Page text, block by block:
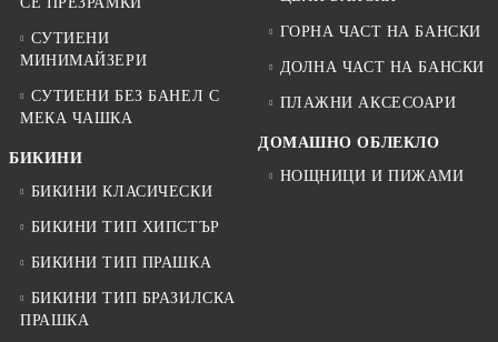
СУТИЕНИ
МИНИМАЙЗЕРИ
СУТИЕНИ БЕЗ БАНЕЛ С
МЕКА ЧАШКА
БИКИНИ
БИКИНИ КЛАСИЧЕСКИ
БИКИНИ ТИП ХИПСТЪР
БИКИНИ ТИП ПРАШКА
БИКИНИ ТИП БРАЗИЛСКА
ПРАШКА
ГОРНА ЧАСТ НА БАНСКИ
ДОЛНА ЧАСТ НА БАНСКИ
ПЛАЖНИ АКСЕСОАРИ
ДОМАШНО ОБЛЕКЛО
НОЩНИЦИ И ПИЖАМИ